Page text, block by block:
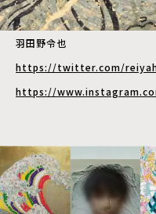
羽田野令也
https://twitter.com/
https://